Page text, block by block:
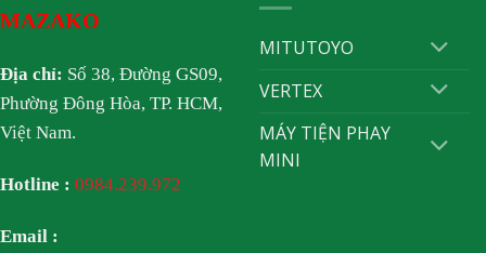
MAZAKO
Địa chỉ: Số 38, Đường GS09,
Phường Đông Hòa, TP. HCM,
Việt Nam.
Hotline : 0984.239.972
Email :
MITUTOYO
VERTEX
MÁY TIỆN PHAY
MINI